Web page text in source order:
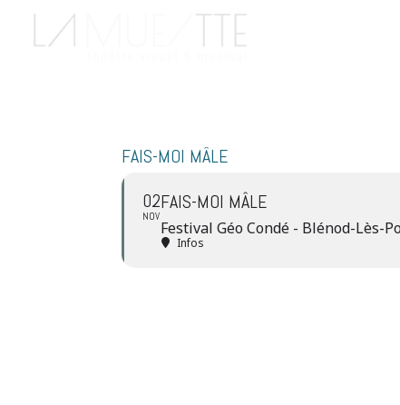
FAIS-MOI MÂLE
02
NOV
FAIS-MOI MÂLE
Festival Géo Condé - Blénod-Lès-
Infos